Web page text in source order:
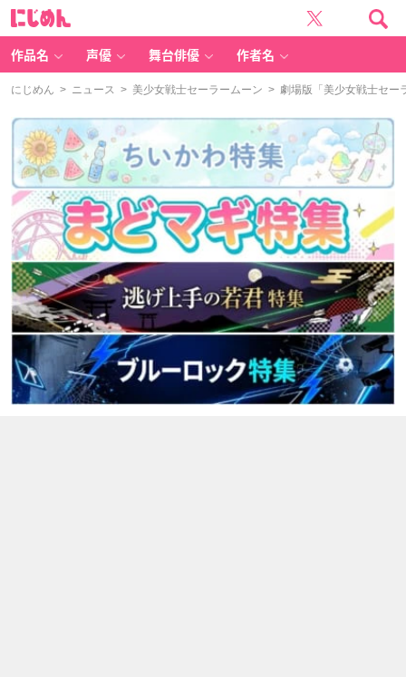
作品名 声優 舞台俳優 作者名
にじめん > ニュース > 美少女戦士セーラームーン > 劇場版「美少女戦士セー